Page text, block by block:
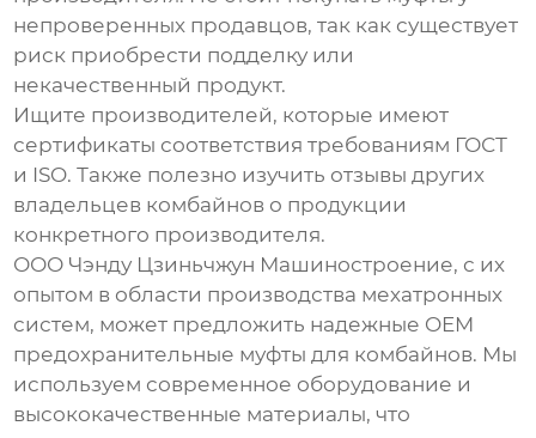
непроверенных продавцов, так как существует
риск приобрести подделку или
некачественный продукт.
Ищите производителей, которые имеют
сертификаты соответствия требованиям ГОСТ
и ISO. Также полезно изучить отзывы других
владельцев комбайнов о продукции
конкретного производителя.
ООО Чэнду Цзиньчжун Машиностроение, с их
опытом в области производства мехатронных
систем, может предложить надежные OEM
предохранительные муфты для комбайнов. Мы
используем современное оборудование и
высококачественные материалы, что